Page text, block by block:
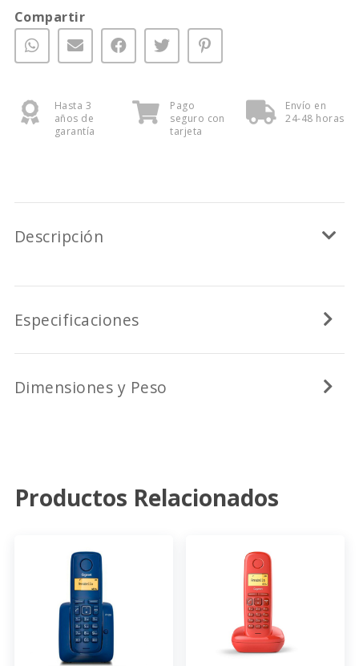
Compartir
Hasta 3
años de
garantía
Pago
seguro con
tarjeta
Envío en
24-48 horas
Descripción
Especificaciones
Dimensiones y Peso
Productos Relacionados